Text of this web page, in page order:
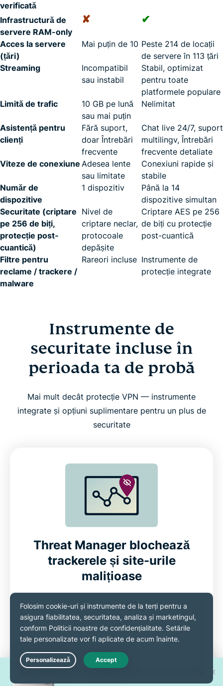
verificată
Infrastructură de
servere RAM-only
✘ ✔
Acces la servere
(țări)
Mai puțin de 10 Peste 214 de locații
de servere în 113 țări
Streaming
Incompatibil
sau instabil
Stabil, optimizat
pentru toate
platformele populare
Limită de trafic
10 GB pe lună
sau mai puțin
Nelimitat
Asistență pentru
clienți
Fără suport,
doar Întrebări
frecvente
Chat live 24/7, suport
multilingv, Întrebări
frecvente detaliate
Viteze de conexiune Adesea lente
sau limitate
Conexiuni rapide și
stabile
Număr de
dispozitive
1 dispozitiv
Până la 14
dispozitive simultan
Securitate (criptare
pe 256 de biți,
protecție post-
cuantică)
Nivel de
criptare neclar,
protocoale
depășite
Criptare AES pe 256
de biți cu protecție
post-cuantică
Filtre pentru
reclame / trackere /
malware
Rareori incluse Instrumente de
protecție integrate
Instrumente de
securitate incluse în
perioada ta de probă
Mai mult decât protecție VPN — instrumente
integrate și opțiuni suplimentare pentru un plus de
securitate
Threat Manager blochează
trackerele și site-urile
malițioase
Our Threat Managerblochează discret surse
cunoscute de malware, trackere și alte
domenii riscante, în timp ce navighezi sau
partajezi fișiere pe site-uri P2P.
Câștigă unul din 30 de